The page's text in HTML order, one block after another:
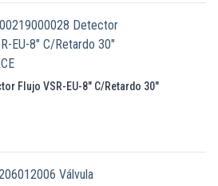
Flujo VSR-EU-8″ C/Retardo 30″